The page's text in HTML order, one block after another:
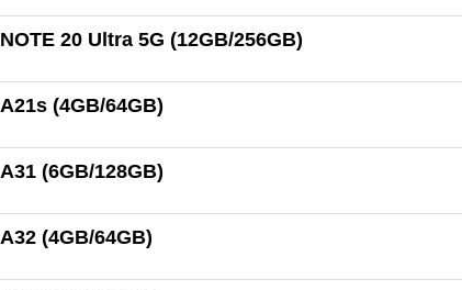
NOTE 20 Ultra 5G (12GB/256GB)
A21s (4GB/64GB)
A31 (6GB/128GB)
A32 (4GB/64GB)